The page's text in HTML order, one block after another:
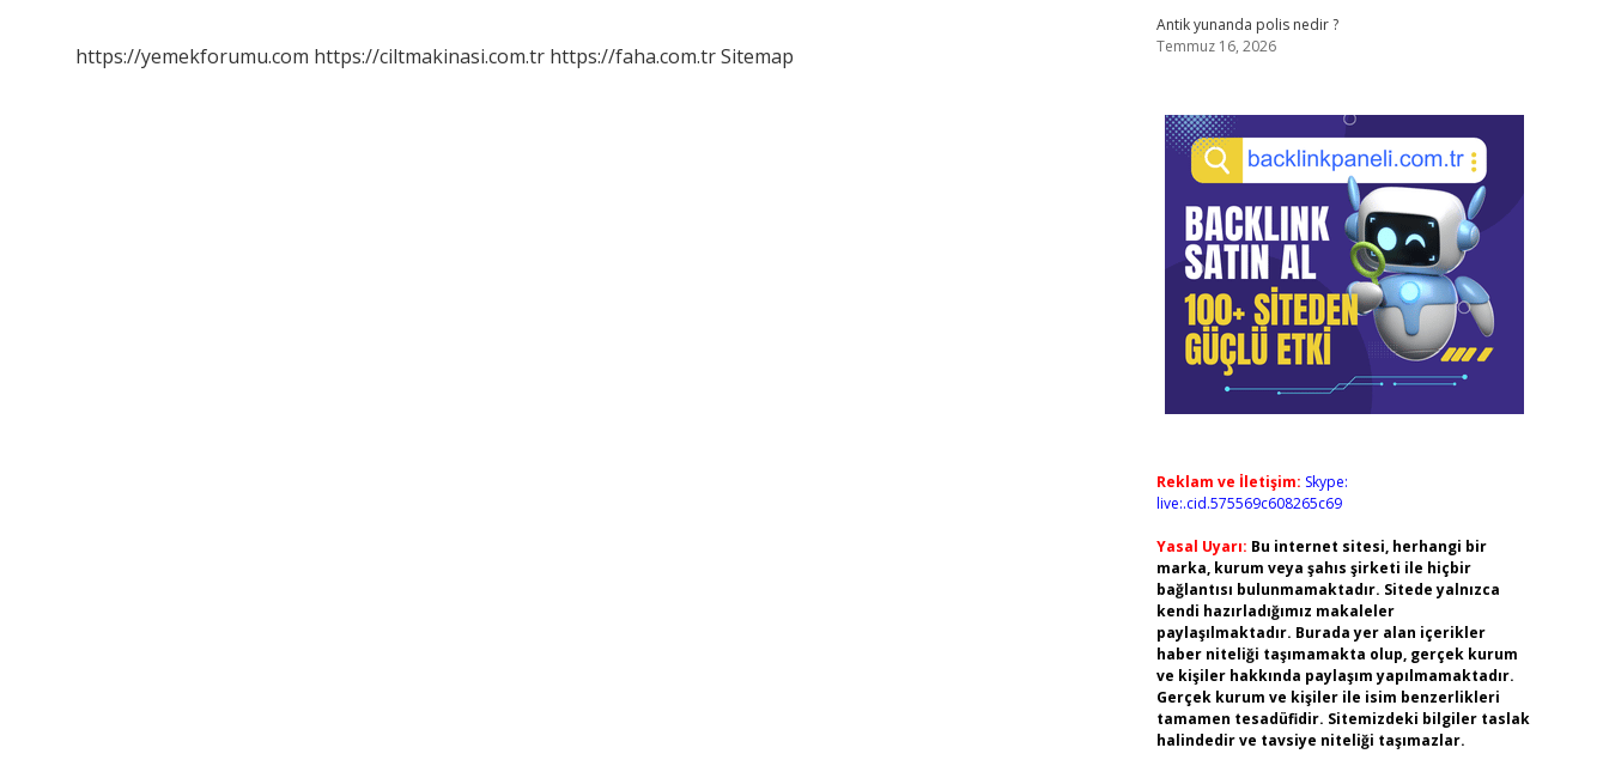
https://yemekforumu.com https://ciltmakinasi.com.tr https://faha.com.trSitemap
Antik yunanda polis nedir ?
Temmuz 16, 2026
Reklam ve İletişim: Skype:
live:.cid.575569c608265c69
Yasal Uyarı: Bu internet sitesi, herhangi bir
marka, kurum veya şahıs şirketi ile hiçbir
bağlantısı bulunmamaktadır. Sitede yalnızca
kendi hazırladığımız makaleler
paylaşılmaktadır. Burada yer alan içerikler
haber niteliği taşımamakta olup, gerçek kurum
ve kişiler hakkında paylaşım yapılmamaktadır.
Gerçek kurum ve kişiler ile isim benzerlikleri
tamamen tesadüfidir. Sitemizdeki bilgiler taslak
halindedir ve tavsiye niteliği taşımazlar.